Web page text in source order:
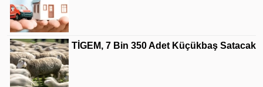
TİGEM, 7 Bin 350 Adet Küçükbaş Satacak